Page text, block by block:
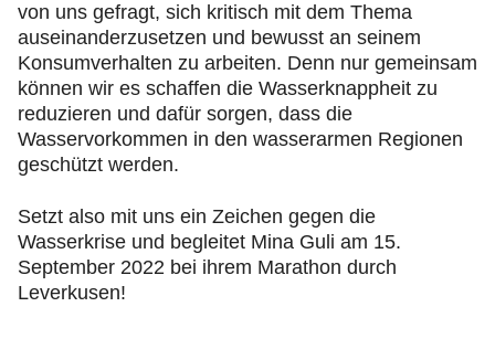
von uns gefragt, sich kritisch mit dem Thema
auseinanderzusetzen und bewusst an seinem
Konsumverhalten zu arbeiten. Denn nur gemeinsam
können wir es schaffen die Wasserknappheit zu
reduzieren und dafür sorgen, dass die
Wasservorkommen in den wasserarmen Regionen
geschützt werden.
Setzt also mit uns ein Zeichen gegen die
Wasserkrise und begleitet Mina Guli am 15.
September 2022 bei ihrem Marathon durch
Leverkusen!